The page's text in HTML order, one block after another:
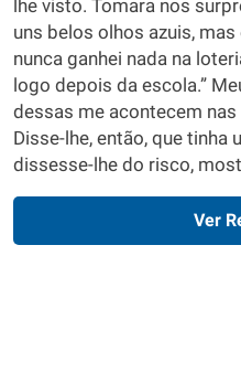
lhe visto. Tomara nos
uns belos olhos azuis,
nunca ganhei nada na
logo depois da escola.”
dessas me acontecem
Disse-lhe, então, que tinha
dissesse-lhe do risco,
Ver